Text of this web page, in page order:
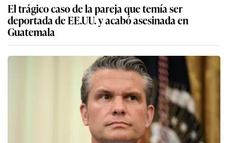
El trágico caso de la pareja que temía ser
deportada de EE.UU. y acabó asesinada en
Guatemala